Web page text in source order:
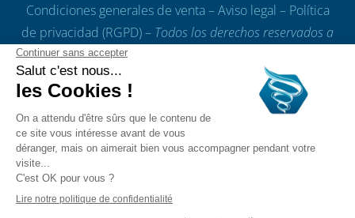
Condiciones generales de venta –Aviso legal – Política
de privacidad (RGPD)– Todos los derechos reservados a
Dynamized Technologies S.A
S.A. Dynamized Technologies
Sentier Muraes 10
1440 Braine le Château